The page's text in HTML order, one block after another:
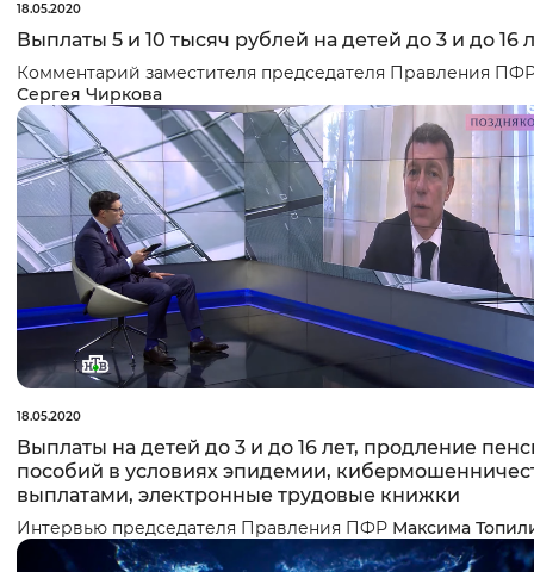
18.05.2020
Выплаты 5 и 10 тысяч рублей на детей до 3 и до 16
Комментарий заместителя председателя Правления
Сергея Чиркова
18.05.2020
Выплаты на детей до 3 и до 16 лет, продление
пособий в условиях эпидемии,
выплатами, электронные трудовые книжки
Интервью председателя Правления ПФР Максима